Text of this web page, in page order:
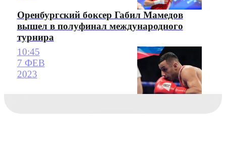
Оренбургский боксер Габил Мамедов
вышел в полуфинал международного
турнира
10:45
7 ФЕВ
2023